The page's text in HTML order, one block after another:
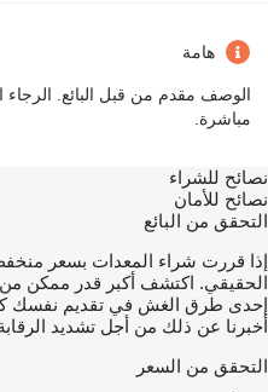
هامة
الوصف مقدم من قبل البائع. الرجاء
مباشرة.
نصائح للشراء
نصائح للأمان
التحقق من البائع
إذا قررت شراء المعدات بسعر
الحقيقي. اكتشف أكبر قدر ممكن
إحدى طرق الغش في تقديم نفسك
أخبرنا عن ذلك من أجل تشديد
التحقق من السعر